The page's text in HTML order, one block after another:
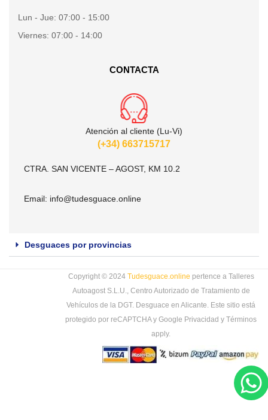
Lun - Jue: 07:00 - 15:00
Viernes: 07:00 - 14:00
CONTACTA
Atención al cliente (Lu-Vi)
(+34) 663715717
CTRA. SAN VICENTE – AGOST, KM 10.2
Email: info@tudesguace.online
Desguaces por provincias
Copyright © 2024 Tudesguace.online pertence a Talleres
Autoagost S.L.U., Centro Autorizado de Tratamiento de
Vehículos de la DGT. Desguace en Alicante. Este sitio está
protegido por reCAPTCHA y Google Privacidad y Términos
apply.